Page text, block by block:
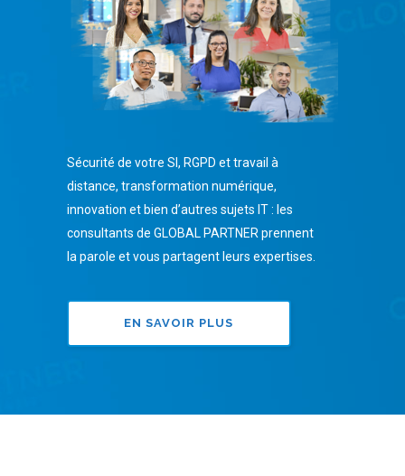
Sécurité de votre SI, RGPD et travail à
distance, transformation numérique,
innovation et bien d’autres sujets IT : les
consultants de GLOBAL PARTNER prennent
la parole et vous partagent leurs expertises.
EN SAVOIR PLUS